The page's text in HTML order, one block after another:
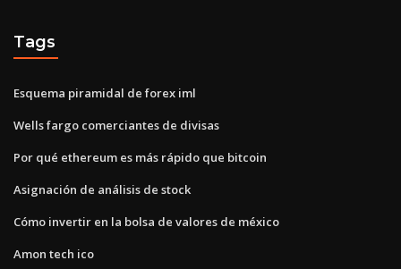
Tags
Esquema piramidal de forex iml
Wells fargo comerciantes de divisas
Por qué ethereum es más rápido que bitcoin
Asignación de análisis de stock
Cómo invertir en la bolsa de valores de méxico
Amon tech ico